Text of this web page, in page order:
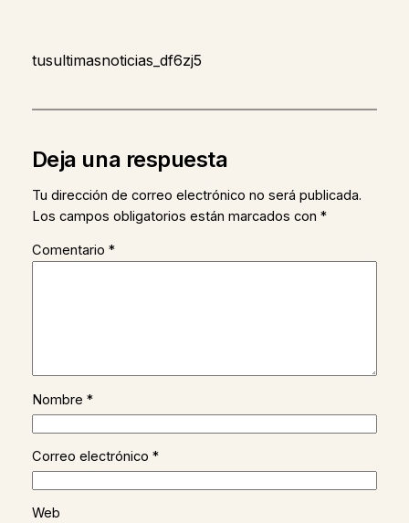
tusultimasnoticias_df6zj5
Deja una respuesta
Tu dirección de correo electrónico no será publicada.
Los campos obligatorios están marcados con *
Comentario *
Nombre *
Correo electrónico *
Web